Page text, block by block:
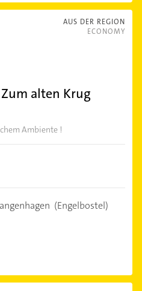
AUS DER REGION
ECONOMY
alten Krug
Ambiente !
(Engelbostel)